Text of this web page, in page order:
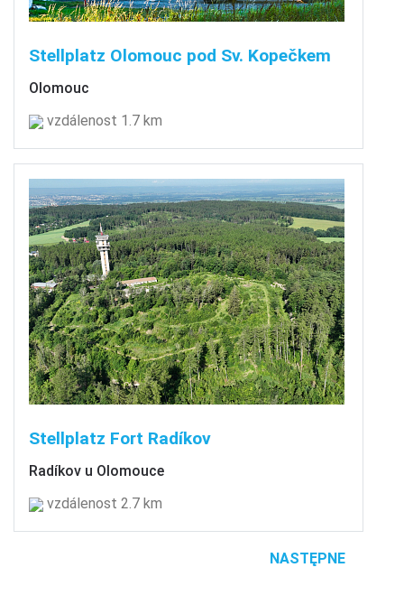
Stellplatz Olomouc pod Sv. Kopečkem
Olomouc
vzdálenost 1.7 km
Stellplatz Fort Radíkov
Radíkov u Olomouce
vzdálenost 2.7 km
NASTĘPNE